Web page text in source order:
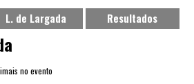
L. de Largada Resultados
no evento